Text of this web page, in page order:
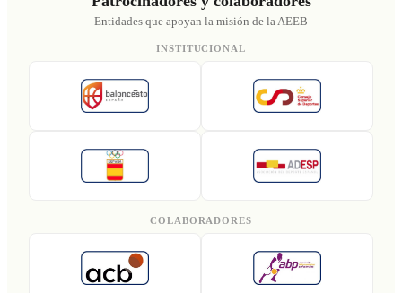
Entidades que apoyan la misión de la AEEB
INSTITUCIONAL
COLABORADORES